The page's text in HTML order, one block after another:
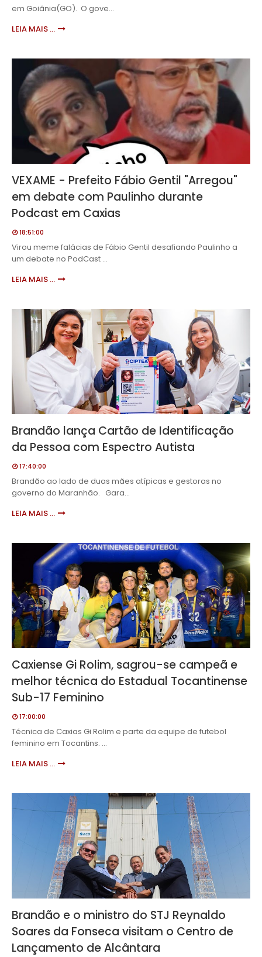
em Goiânia(GO). O gove…
LEIA MAIS ...
VEXAME - Prefeito Fábio Gentil "Arregou"
em debate com Paulinho durante
Podcast em Caxias
18:51:00
Virou meme falácias de Fábio Gentil desafiando Paulinho a
um debate no PodCast …
LEIA MAIS ...
Brandão lança Cartão de Identificação
da Pessoa com Espectro Autista
17:40:00
Brandão ao lado de duas mães atípicas e gestoras no
governo do Maranhão. Gara…
LEIA MAIS ...
Caxiense Gi Rolim, sagrou-se campeã e
melhor técnica do Estadual Tocantinense
Sub-17 Feminino
17:00:00
Técnica de Caxias Gi Rolim e parte da equipe de futebol
feminino em Tocantins. …
LEIA MAIS ...
Brandão e o ministro do STJ Reynaldo
Soares da Fonseca visitam o Centro de
Lançamento de Alcântara